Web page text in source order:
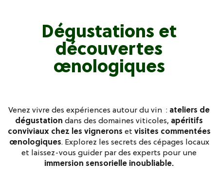
Dégustations et
découvertes
œnologiques
Venez vivre des expériences autour du vin : ateliers de
dégustation dans des domaines viticoles, apéritifs
conviviaux chez les vignerons et visites commentées
œnologiques. Explorez les secrets des cépages locaux
et laissez-vous guider par des experts pour une
immersion sensorielle inoubliable.